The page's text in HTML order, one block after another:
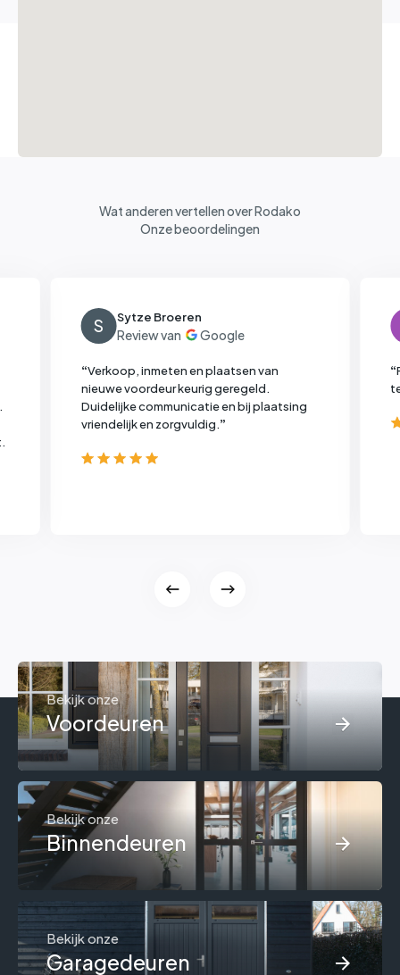
Wat anderen vertellen over Rodako
Onze beoordelingen
Sytze Broeren
S
“Verkoop, inmeten en plaatsen van
nieuwe voordeur keurig geregeld.
Duidelijke communicatie en bij plaatsing
vriendelijk en zorgvuldig.”
“
Bekijk onze
Voordeuren
Bekijk onze
Binnendeuren
Bekijk onze
Garagedeuren